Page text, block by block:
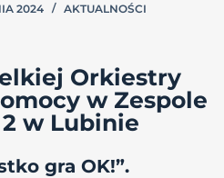
2024 AKTUALNOŚCI
Orkiestry
w Zespole
2 w Lubinie
gra OK!”.